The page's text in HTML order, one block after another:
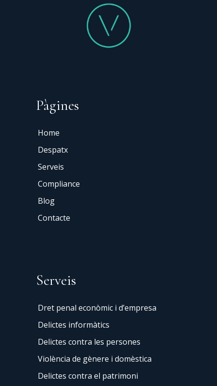
Pàgines
Home
Despatx
Serveis
Compliance
Blog
Contacte
Serveis
Dret penal econòmic i d’empresa
Delictes informàtics
Delictes contra les persones
Violència de gènere i domèstica
Delictes contra el patrimoni